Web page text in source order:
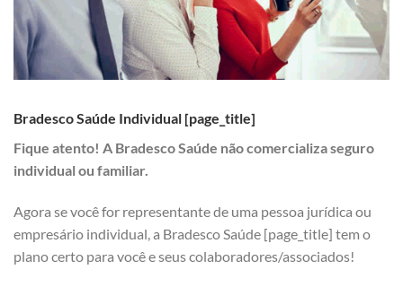
Bradesco Saúde Individual [page_title]
Fique atento! A Bradesco Saúde não comercializa seguro
individual ou familiar.
Agora se você for representante de uma pessoa jurídica ou
empresário individual, a Bradesco Saúde [page_title] tem o
plano certo para você e seus colaboradores/associados!